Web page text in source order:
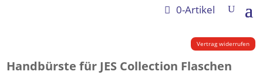
0-Artikel
Vertrag widerrufen
Handbürste für JES Collection Flaschen